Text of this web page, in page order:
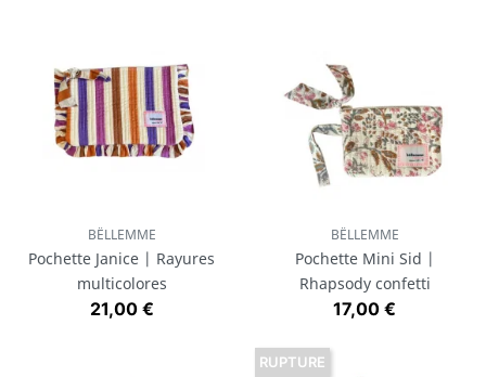
BËLLEMME
Pochette Janice | Rayures
multicolores
Prix
21,00 €
BËLLEMME
Pochette Mini Sid |
Rhapsody confetti
Prix
17,00 €
RUPTURE